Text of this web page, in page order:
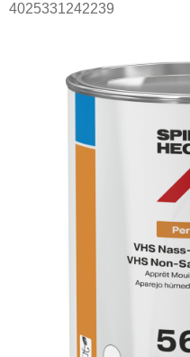
4025331242239